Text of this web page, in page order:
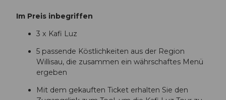
Im Preis inbegriffen
3 x Kafi Luz
5 passende Köstlichkeiten aus der Region
Willisau, die zusammen ein währschaftes Menü
ergeben
Mit dem gekauften Ticket erhalten Sie den